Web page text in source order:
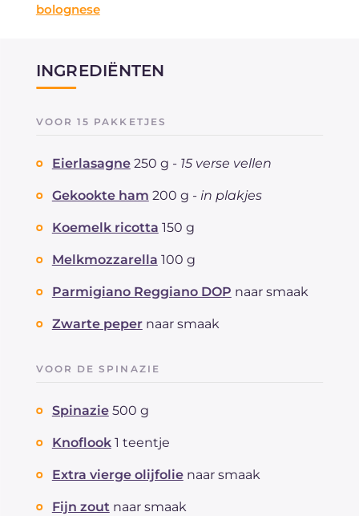
bolognese
INGREDIËNTEN
VOOR 15 PAKKETJES
Eierlasagne 250 g - 15 verse vellen
Gekookte ham 200 g - in plakjes
Koemelk ricotta 150 g
Melkmozzarella 100 g
Parmigiano Reggiano DOP naar smaak
Zwarte peper naar smaak
VOOR DE SPINAZIE
Spinazie 500 g
Knoflook 1 teentje
Extra vierge olijfolie naar smaak
Fijn zout naar smaak